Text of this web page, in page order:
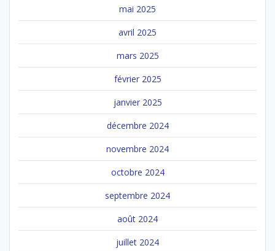
mai 2025
avril 2025
mars 2025
février 2025
janvier 2025
décembre 2024
novembre 2024
octobre 2024
septembre 2024
août 2024
juillet 2024